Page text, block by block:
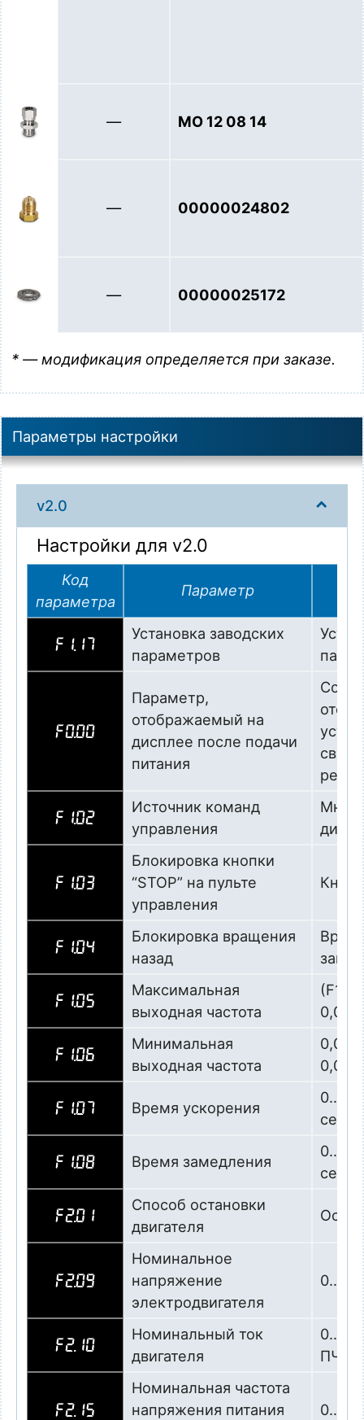
— МО 12 08 14
— 00000024802
— 00000025172
* — модификация определяется при заказе.
Параметры настройки
v2.0
Настройки для v2.0
Код
параметра
Параметр
F1.17
Установка заводских
параметров
F0.00
Параметр,
отображаемый на
дисплее после подачи
питания
F1.02
Источник команд
управления
F1.03
Блокировка кнопки
“STOP” на пульте
управления
F1.04
Блокировка вращения
назад
F1.05
Максимальная
выходная частота
0,01
F1.06
Минимальная
выходная частота
0,01
F1.07 Время ускорения
сек
F1.08 Время замедления
сек
F2.01
Способ остановки
двигателя
F2.09
Номинальное
напряжение
электродвигателя
F2.10
Номинальный ток
двигателя
ПЧ,
F2.15
Номинальная частота
напряжения питания